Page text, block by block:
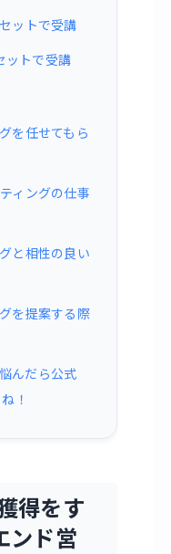
ットで受講
ットで受講
を任せてもら
ィングの仕事
と相性の良い
を提案する際
んだら公式
！
得をす
ンド営